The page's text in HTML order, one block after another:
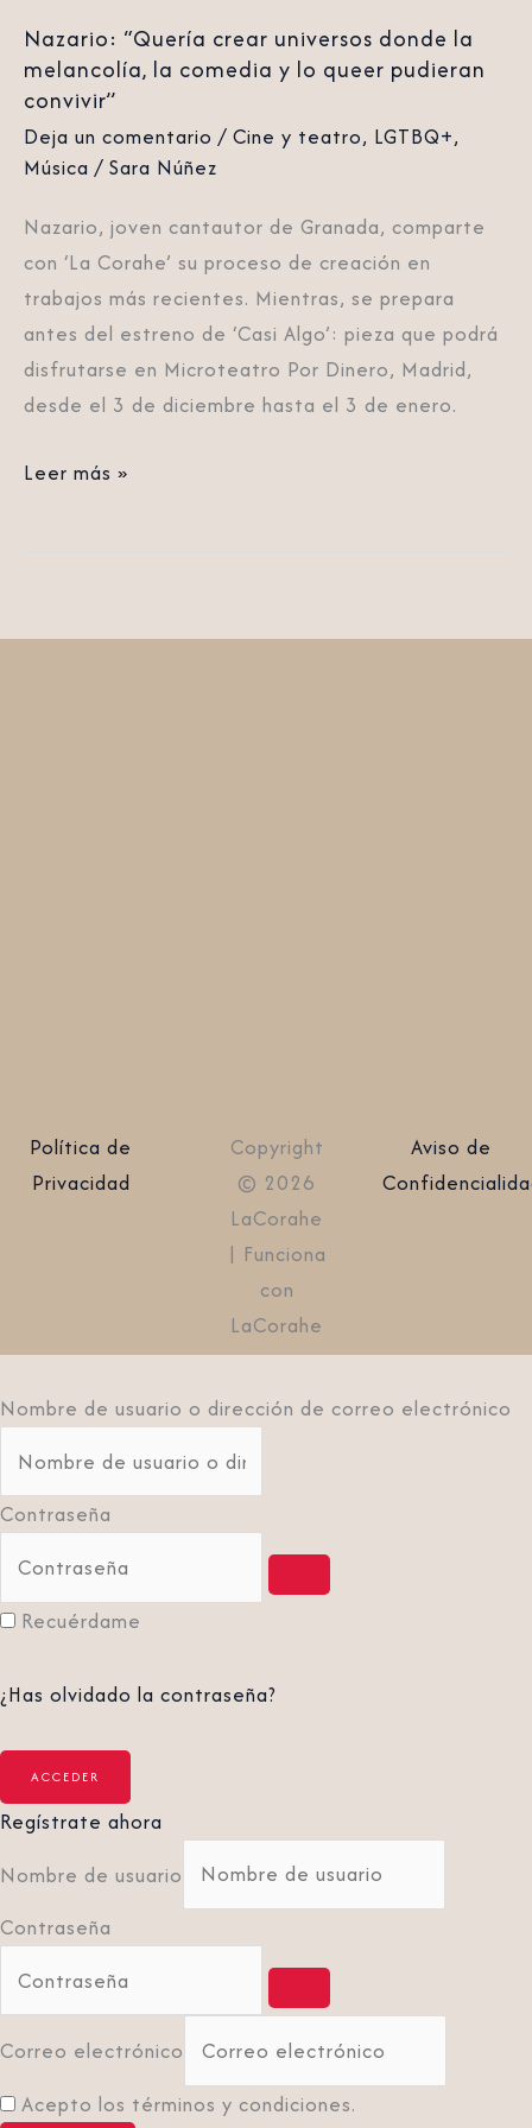
Nazario: “Quería crear universos donde la
melancolía, la comedia y lo queer pudieran
convivir”
Deja un comentario / Cine y teatro, LGTBQ+,
Música / Sara Núñez
Nazario, joven cantautor de Granada, comparte
con ‘La Corahe’ su proceso de creación en
trabajos más recientes. Mientras, se prepara
antes del estreno de ‘Casi Algo’: pieza que podrá
disfrutarse en Microteatro Por Dinero, Madrid,
desde el 3 de diciembre hasta el 3 de enero.
lo
queer
pudieran
convivir”
Leer más »
Política de
Privacidad
Copyright
© 2026
LaCorahe
| Funciona
con
LaCorahe
Aviso de
Nombre de usuario o dirección de correo electrónico
Contraseña
Recuérdame
¿Has olvidado la contraseña?
Regístrate ahora
Nombre de usuario
Contraseña
Correo electrónico
Acepto los términos y condiciones.